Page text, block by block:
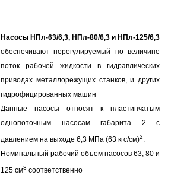
Насосы НПл-63/6,3, НПл-80/6,3 и НПл-125/6,3
обеспечивают нерегулируемый по величине
поток рабочей жидкости в гидравлических
приводах металлорежущих станков, и других
гидрофицированных машин
Данные насосы относят к пластинчатым
однопоточным насосам габарита 2 с
давлением на выходе 6,3 МПа (63 кгс/см)2.
Номинальный рабочий объем насосов 63, 80 и
125 см3 соответственно